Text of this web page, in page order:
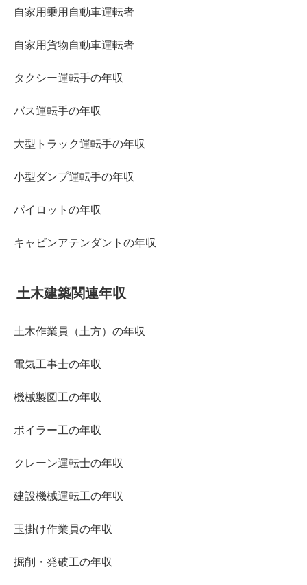
自家用乗用自動車運転者
自家用貨物自動車運転者
タクシー運転手の年収
バス運転手の年収
大型トラック運転手の年収
小型ダンプ運転手の年収
パイロットの年収
キャビンアテンダントの年収
土木建築関連年収
土木作業員（土方）の年収
電気工事士の年収
機械製図工の年収
ボイラー工の年収
クレーン運転士の年収
建設機械運転工の年収
玉掛け作業員の年収
掘削・発破工の年収